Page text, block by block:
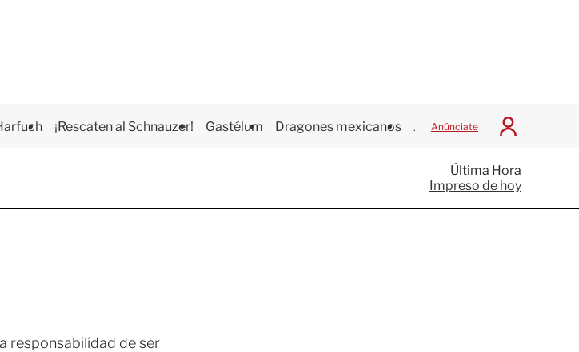
¡Rescaten al Schnauzer! Gastélum Dragones mexicanos Juegos Centroamericanos
Anúnciate
I
c
i
a
Última Hora
Impreso de hoy
responsabilidad de ser